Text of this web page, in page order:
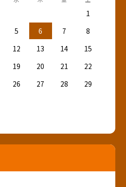
1
5 6 7
8
12 13 14
15
19 20 21
22
26 27 28
29